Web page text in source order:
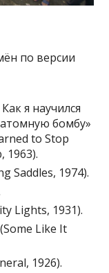
по версии
я научился
бомбу»
to Stop
1963).
Saddles, 1974).
Lights, 1931).
Like It
1926).